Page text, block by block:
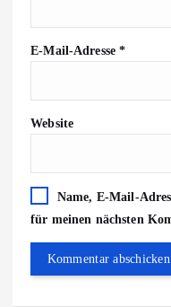
E-Mail-Adresse*
Website
Name, E-Mail-
für meinen nächsten